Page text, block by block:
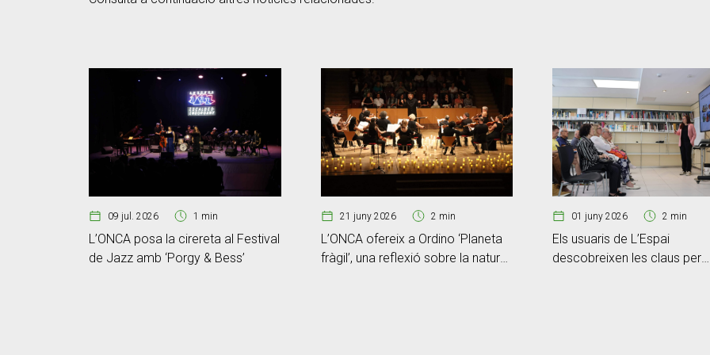
09 jul. 2026 1 min
L’ONCA posa la cirereta al Festival
de Jazz amb ‘Porgy & Bess’
21 juny 2026 2 min
L’ONCA ofereix a Ordino ‘Planeta
fràgil’, una reflexió sobre la natura i
01 juny 2026 2 min
Els usuaris de L’Espai
descobreixen les claus per